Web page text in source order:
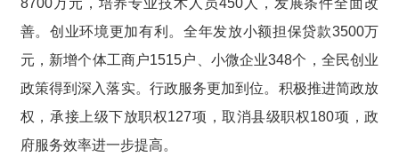
善。创业环境更加有利。全年发放小额担保贷款3500万
元，新增个体工商户1515户、小微企业348个，全民创业
政策得到深入落实。行政服务更加到位。积极推进简政放
权，承接上级下放职权127项，取消县级职权180项，政
府服务效率进一步提高。